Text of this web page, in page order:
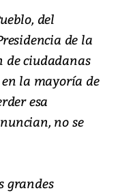
del
de la
de ciudadanas
la mayoría de
esa
no se
grandes